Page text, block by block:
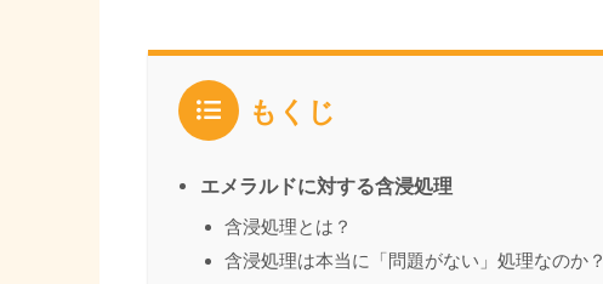
もくじ
エメラルドに対する含浸処理
含浸処理とは？
含浸処理は本当に「問題がない」処理なのか？